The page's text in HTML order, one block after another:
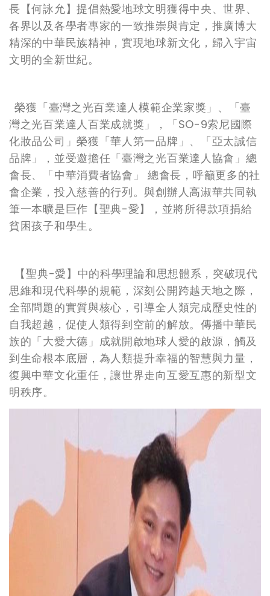
長【何詠允】提倡熱愛地球文明獲得中央、世界、
各界以及各學者專家的一致推崇與肯定，推廣博大
精深的中華民族精神，實現地球新文化，歸入宇宙
文明的全新世紀。
榮獲「臺灣之光百業達人模範企業家獎」、「臺
灣之光百業達人百業成就獎」，「SO-9索尼國際
化妝品公司」榮獲「華人第一品牌」、「亞太誠信
品牌」，並受邀擔任「臺灣之光百業達人協會」總
會長、「中華消費者協會」 總會長，呼籲更多的社
會企業，投入慈善的行列。與創辦人高淑華共同執
筆一本曠是巨作【聖典-愛】，並將所得款項捐給
貧困孩子和學生。
【聖典-愛】中的科學理論和思想體系，突破現代
思維和現代科學的規範，深刻公開跨越天地之際，
全部問題的實質與核心，引導全人類完成歷史性的
自我超越，促使人類得到空前的解放。傳播中華民
族的「大愛大德」成就開啟地球人愛的啟源，觸及
到生命根本底層，為人類提升幸福的智慧與力量，
復興中華文化重任，讓世界走向互愛互惠的新型文
明秩序。